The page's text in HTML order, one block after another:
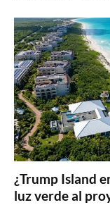
¿Trump Island
luz verde al